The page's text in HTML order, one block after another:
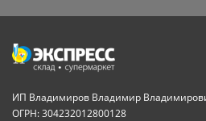
ИП Владимиров Владимир
ОГРН: 304232012800128